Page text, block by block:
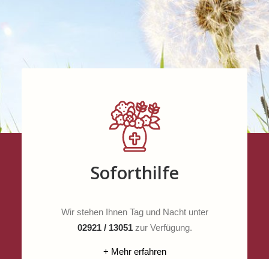
Soforthilfe
Wir stehen Ihnen Tag und Nacht unter
02921 / 13051zur Verfügung.
+ Mehr erfahren